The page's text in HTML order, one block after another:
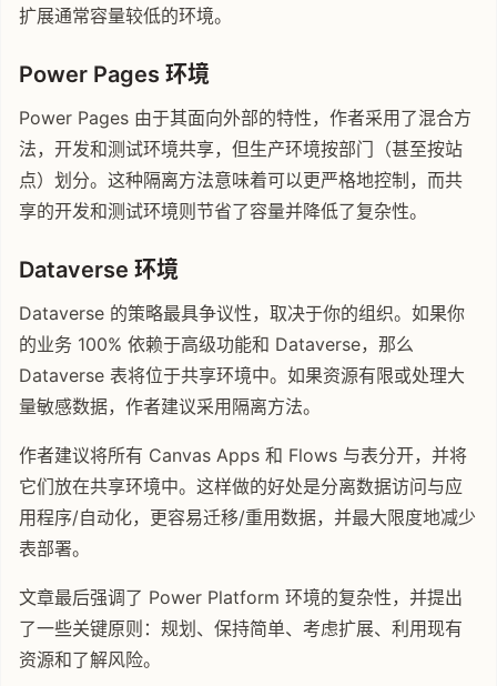
扩展通常容量较低的环境。
Power Pages 环境
Power Pages 由于其面向外部的特性，作者采用了混合方
法，开发和测试环境共享，但生产环境按部门（甚至按站
点）划分。这种隔离方法意味着可以更严格地控制，而共
享的开发和测试环境则节省了容量并降低了复杂性。
Dataverse 环境
Dataverse 的策略最具争议性，取决于你的组织。如果你
的业务 100% 依赖于高级功能和 Dataverse，那么
Dataverse 表将位于共享环境中。如果资源有限或处理大
量敏感数据，作者建议采用隔离方法。
作者建议将所有 Canvas Apps 和 Flows 与表分开，并将
它们放在共享环境中。这样做的好处是分离数据访问与应
用程序/自动化，更容易迁移/重用数据，并最大限度地减少
表部署。
文章最后强调了 Power Platform 环境的复杂性，并提出
了一些关键原则：规划、保持简单、考虑扩展、利用现有
资源和了解风险。